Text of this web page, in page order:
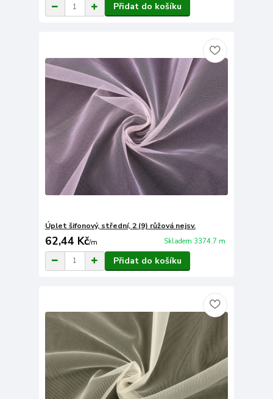
Přidat do košíku
Úplet šifonový, střední, 2 (9) růžová nejsv.
62,44 Kč/m Skladem 3374.7 m
Přidat do košíku